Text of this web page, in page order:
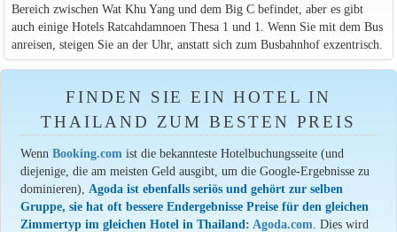
Bereich zwischen Wat Khu Yang und dem Big C befindet, aber es gibt
auch einige Hotels Ratcahdamnoen Thesa 1 und 1. Wenn Sie mit dem Bus
anreisen, steigen Sie an der Uhr, anstatt sich zum Busbahnhof exzentrisch.
FINDEN SIE EIN HOTEL IN
THAILAND ZUM BESTEN PREIS
WennBooking.comist die bekannteste Hotelbuchungsseite (und
diejenige, die am meisten Geld ausgibt, um die Google-Ergebnisse zu
dominieren), Agoda ist ebenfalls seriös und gehört zur selben
Gruppe, sie hat oft bessere Endergebnisse Preise für den gleichen
Zimmertyp im gleichen Hotel in Thailand: Agoda.com . Dies wird